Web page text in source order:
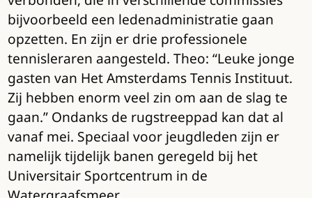
bijvoorbeeld een ledenadministratie gaan
opzetten. En zijn er drie professionele
tennisleraren aangesteld. Theo: “Leuke jonge
gasten van Het Amsterdams Tennis Instituut.
Zij hebben enorm veel zin om aan de slag te
gaan.” Ondanks de rugstreeppad kan dat al
vanaf mei. Speciaal voor jeugdleden zijn er
namelijk tijdelijk banen geregeld bij het
Universitair Sportcentrum in de